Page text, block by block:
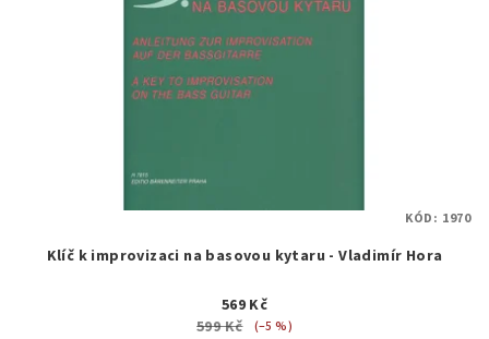
Klíč k improvizaci na basovou kytaru - Vladimír Hora
569 Kč
599 Kč
(–5 %)
KÓD: 1970